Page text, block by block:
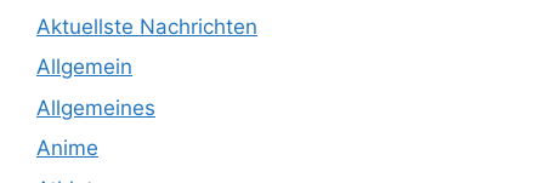
Aktuellste Nachrichten
Allgemein
Allgemeines
Anime